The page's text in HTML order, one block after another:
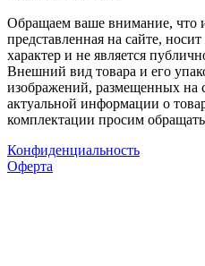
Обращаем ваше внимание, что
представленная на сайте,
характер и не является
Внешний вид товара и его
изображений, размещенных на
актуальной информации о
комплектации просим
Конфиденциальность
Оферта